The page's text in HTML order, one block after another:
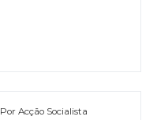
PorAcção Socialista